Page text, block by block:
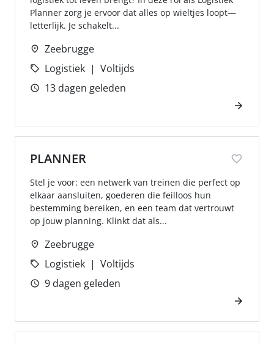
Planner zorg je ervoor dat alles op wieltjes loopt—
letterlijk. Je schakelt...
Zeebrugge
Logistiek
Voltijds
13 dagen geleden
PLANNER
Stel je voor: een netwerk van treinen die perfect op
elkaar aansluiten, goederen die feilloos hun
bestemming bereiken, en een team dat vertrouwt
op jouw planning. Klinkt dat als...
Zeebrugge
Logistiek
Voltijds
9 dagen geleden